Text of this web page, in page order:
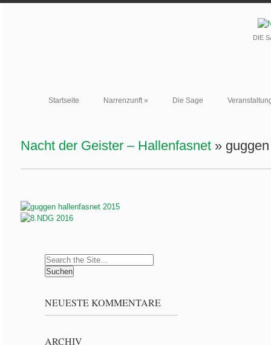
DIE
Startseite Narrenzunft» Die Sage
Nacht der Geister – Hallenfasnet »
Search
for:
NEUESTE KOMMENTARE
ARCHIV